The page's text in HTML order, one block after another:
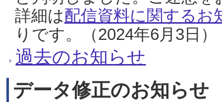
詳細は配信資料に関するお
りです。（2024年6月3日）
過去のお知らせ
データ修正のお知らせ